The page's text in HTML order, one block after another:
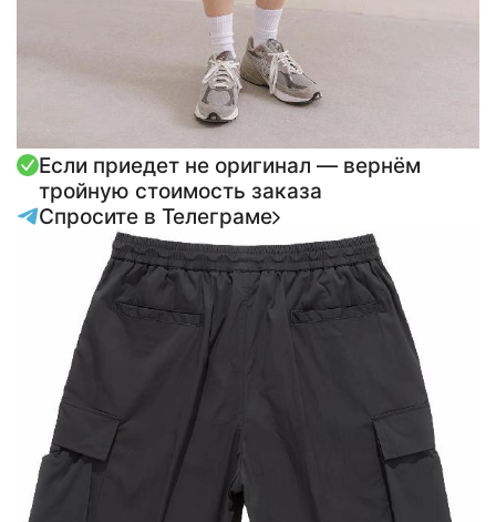
Если приедет не оригинал — вернём
тройную стоимость заказа
Спросите в Телеграме